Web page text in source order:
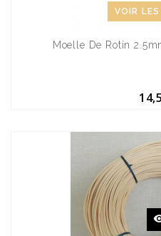
VOIR
Moelle De Rotin